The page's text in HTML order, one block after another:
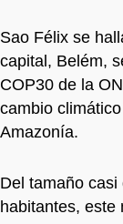
Sao Félix se
capital, Belém,
COP30 de la
cambio
Amazonía.
Del tamaño
habitantes, este